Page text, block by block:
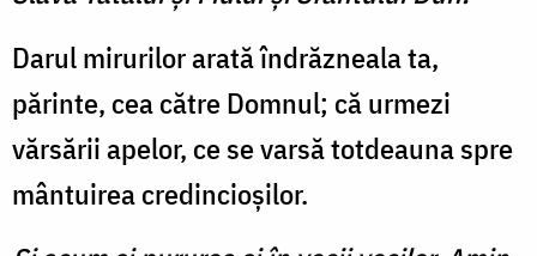
Darul mirurilor arată în­drăzneala ta,
părinte, cea către Domnul; că urmezi
vărsării apelor, ce se varsă totdeauna spre
mântuirea credincioşilor.